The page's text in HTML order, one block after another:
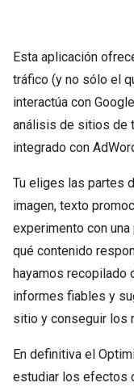
Esta aplicación
tráfico (y no sólo el
interactúa con
análisis de sitios de
integrado con
Tu eliges las partes
imagen, texto
experimento con
qué contenido
hayamos recopilado
informes fiables y
sitio y conseguir los
En definitiva el
estudiar los efectos